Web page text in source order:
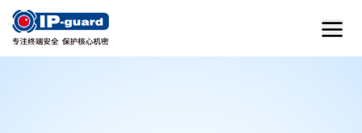
首页 home